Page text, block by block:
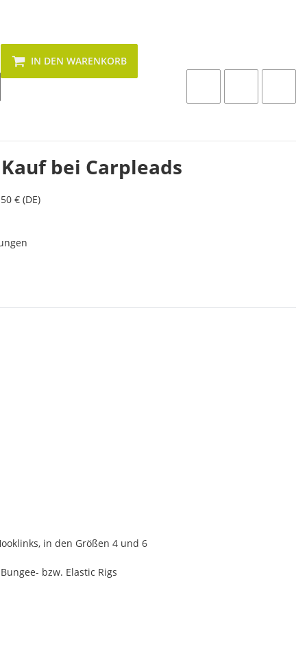
IN DEN WARENKORB
bei Carpleads
€ (DE)
in den Größen 4 und 6
bzw. Elastic Rigs